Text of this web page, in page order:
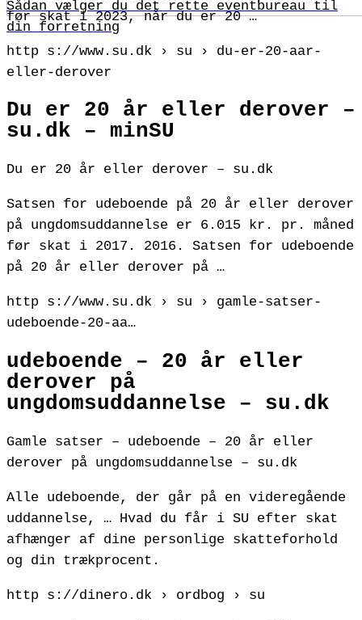
Sådan vælger du det rette eventbureau til
din forretning
før skat i 2023, når du er 20 …
http s://www.su.dk › su › du-er-20-aar-
eller-derover
Du er 20 år eller derover –
su.dk – minSU
Du er 20 år eller derover – su.dk
Satsen for udeboende på 20 år eller derover
på ungdomsuddannelse er 6.015 kr. pr. måned
før skat i 2017. 2016. Satsen for udeboende
på 20 år eller derover på …
http s://www.su.dk › su › gamle-satser-
udeboende-20-aa…
udeboende – 20 år eller
derover på
ungdomsuddannelse – su.dk
Gamle satser – udeboende – 20 år eller
derover på ungdomsuddannelse – su.dk
Alle udeboende, der går på en videregående
uddannelse, … Hvad du får i SU efter skat
afhænger af dine personlige skatteforhold
og din trækprocent.
http s://dinero.dk › ordbog › su